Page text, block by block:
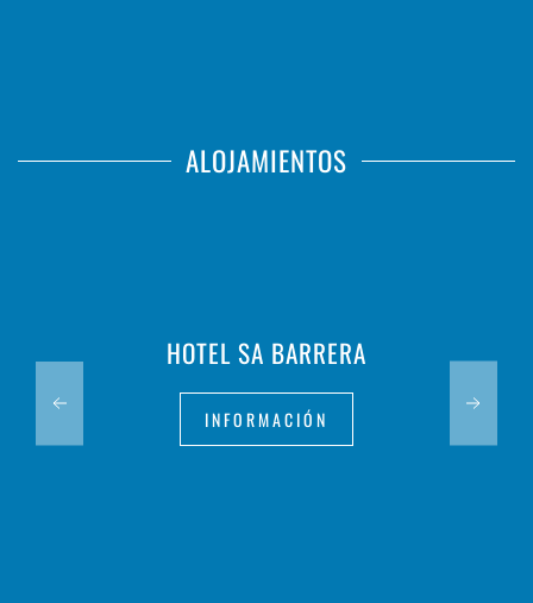
ALOJAMIENTOS
HOTEL SA BARRERA
INFORMACIÓN